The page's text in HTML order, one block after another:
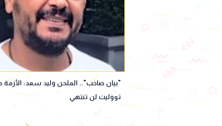
"بيان صاخب".. الملحن وليد سعد: الأزمة
تووليت لن تنتهي